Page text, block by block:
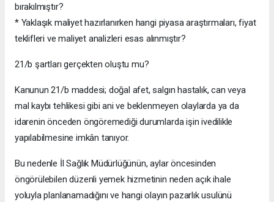
bırakılmıştır?
* Yaklaşık maliyet hazırlanırken hangi piyasa araştırmaları, fiyat
teklifleri ve maliyet analizleri esas alınmıştır?
21/b şartları gerçekten oluştu mu?
Kanunun 21/b maddesi; doğal afet, salgın hastalık, can veya
mal kaybı tehlikesi gibi ani ve beklenmeyen olaylarda ya da
idarenin önceden öngöremediği durumlarda işin ivedilikle
yapılabilmesine imkân tanıyor.
Bu nedenle İl Sağlık Müdürlüğünün, aylar öncesinden
öngörülebilen düzenli yemek hizmetinin neden açık ihale
yoluyla planlanamadığını ve hangi olayın pazarlık usulünü